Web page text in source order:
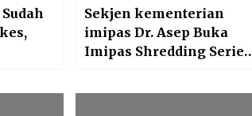
Sekjen kementerian
imipas Dr. Asep Buka
Imipas Shredding Series
Sosial & Peresmian